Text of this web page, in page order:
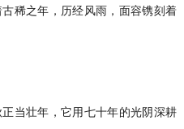
稀之年，历经风雨，面容镌刻着
当壮年，它用七十年的光阴深耕